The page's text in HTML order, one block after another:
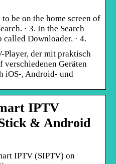
be on the home screen of
· 3. In the Search
Downloader. · 4.
Player, der mit praktisch
verschiedenen Geräten
iOS-, Android- und
IPTV
& Android
IPTV (SIPTV) on